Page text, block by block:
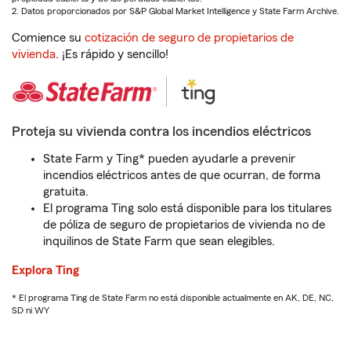
2. Datos proporcionados por S&P Global Market Intelligence y State Farm Archive.
Comience su cotización de seguro de propietarios de
vivienda. ¡Es rápido y sencillo!
Proteja su vivienda contra los incendios eléctricos
State Farm y Ting* pueden ayudarle a prevenir
incendios eléctricos antes de que ocurran, de forma
gratuita.
El programa Ting solo está disponible para los titulares
de póliza de seguro de propietarios de vivienda no de
inquilinos de State Farm que sean elegibles.
Explora Ting
* El programa Ting de State Farm no está disponible actualmente en AK, DE, NC,
SD ni WY